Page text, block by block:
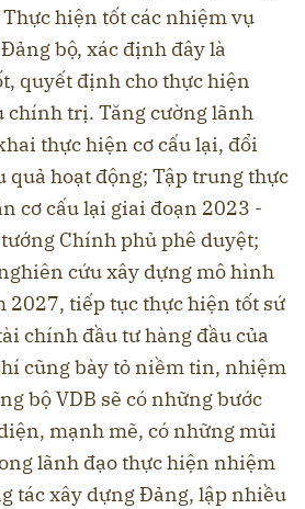
hiện tốt các nhiệm vụ
bộ, xác định đây là
quyết định cho thực hiện
chính trị. Tăng cường lãnh
thực hiện cơ cấu lại, đổi
quả hoạt động; Tập trung thực
cơ cấu lại giai đoạn 2023 -
Chính phủ phê duyệt;
cứu xây dựng mô hình
2027, tiếp tục thực hiện tốt sứ
chính đầu tư hàng đầu của
cũng bày tỏ niềm tin, nhiệm
bộ VDB sẽ có những bước
mạnh mẽ, có những mũi
lãnh đạo thực hiện nhiệm
tác xây dựng Đảng, lập nhiều